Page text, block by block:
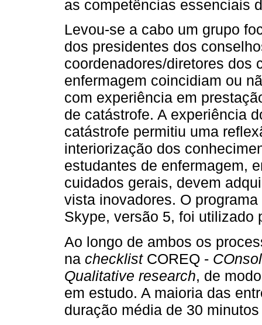
as competências essenciais
Levou-se a cabo um grupo
dos presidentes dos
coordenadores/diretores dos
enfermagem coincidiam ou
com experiência em
de catástrofe. A experiência
catástrofe permitiu uma
interiorização dos
estudantes de enfermagem,
cuidados gerais, devem
vista inovadores. O
Skype, versão 5, foi utilizado
Ao longo de ambos os
na checklistCOREQ -
Qualitative research, de
em estudo. A maioria das
duração média de 30